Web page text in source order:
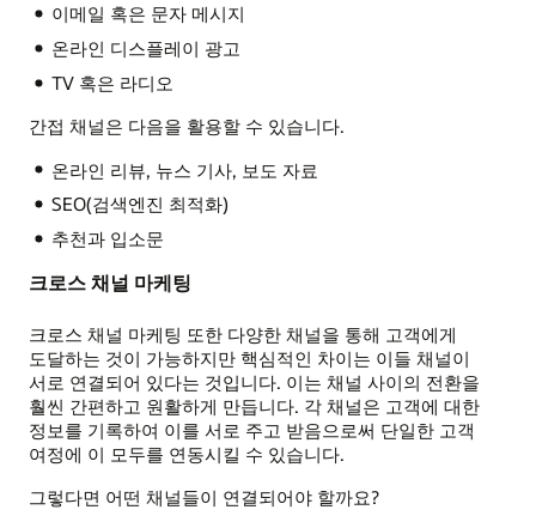
이메일 혹은 문자 메시지
온라인 디스플레이 광고
TV 혹은 라디오
간접 채널은 다음을 활용할 수 있습니다.
온라인 리뷰, 뉴스 기사, 보도 자료
SEO(검색엔진 최적화)
추천과 입소문
크로스 채널 마케팅
크로스 채널 마케팅 또한 다양한 채널을 통해 고객에게
도달하는 것이 가능하지만 핵심적인 차이는 이들 채널이
서로 연결되어 있다는 것입니다. 이는 채널 사이의 전환을
훨씬 간편하고 원활하게 만듭니다. 각 채널은 고객에 대한
정보를 기록하여 이를 서로 주고 받음으로써 단일한 고객
여정에 이 모두를 연동시킬 수 있습니다.
그렇다면 어떤 채널들이 연결되어야 할까요?